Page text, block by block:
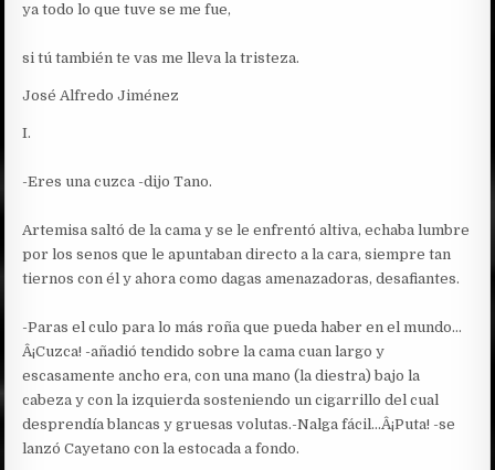
ya todo lo que tuve se me fue,
si tú también te vas me lleva la tristeza.
José Alfredo Jiménez
I.
-Eres una cuzca -dijo Tano.
Artemisa saltó de la cama y se le enfrentó altiva, echaba lumbre
por los senos que le apuntaban directo a la cara, siempre tan
tiernos con él y ahora como dagas amenazadoras, desafiantes.
-Paras el culo para lo más roña que pueda haber en el mundo…
Â¡Cuzca! -añadió tendido sobre la cama cuan largo y
escasamente ancho era, con una mano (la diestra) bajo la
cabeza y con la izquierda sosteniendo un cigarrillo del cual
desprendía blancas y gruesas volutas.-Nalga fácil…Â¡Puta! -se
lanzó Cayetano con la estocada a fondo.